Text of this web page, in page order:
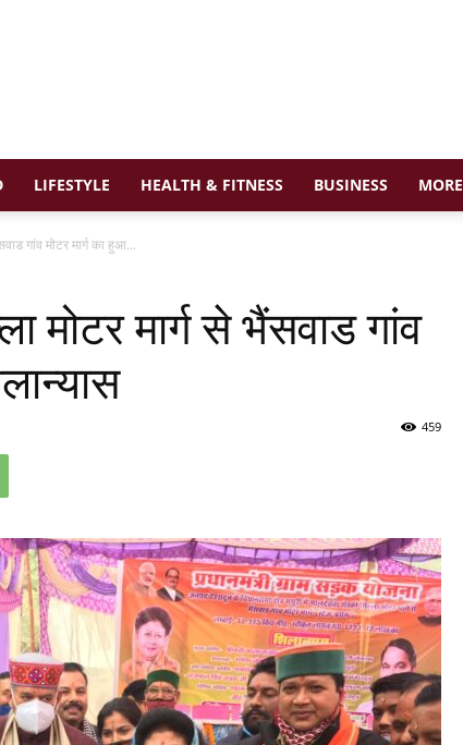
LIFESTYLE HEALTH & FITNESS BUSINESS MORE
गांव मोटर मार्ग का हुआ...
मोटर मार्ग से भैंसवाड गांव
459